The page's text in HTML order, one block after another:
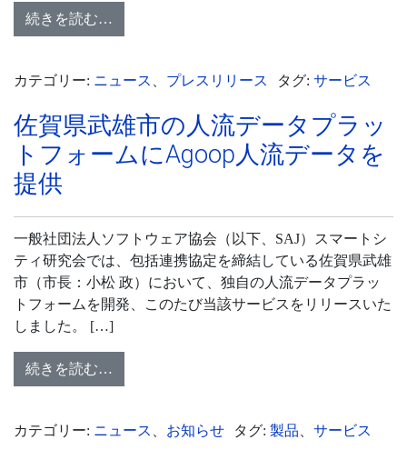
続きを読む…
カテゴリー: ニュース プレスリリース タグ: サービス
佐賀県武雄市の人流データプラッ
トフォームにAgoop人流データを
提供
一般社団法人ソフトウェア協会（以下、SAJ）スマートシ
ティ研究会では、包括連携協定を締結している佐賀県武雄
市（市長：小松 政）において、独自の人流データプラッ
トフォームを開発、このたび当該サービスをリリースいた
しました。 […]
続きを読む…
カテゴリー: ニュース お知らせ タグ: 製品 サービス